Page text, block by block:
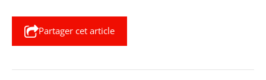
Partager cet article